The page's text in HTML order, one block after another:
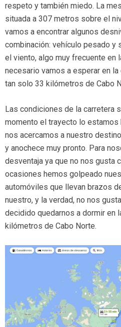
respeto y también miedo. La
situada a 307 metros sobre el
vamos a encontrar algunos
combinación: vehículo pesado y
el viento, algo muy frecuente en
necesario vamos a esperar en
tan solo 33 kilómetros de Cabo
Las condiciones de la carretera
momento el trayecto lo
nos acercamos a nuestro
y anochece muy pronto. Para
desventaja ya que no nos gusta
ocasiones hemos golpeado
automóviles que llevan brazos
nuestro, y la verdad, no nos
decidido quedarnos a dormir en
kilómetros de Cabo Norte.